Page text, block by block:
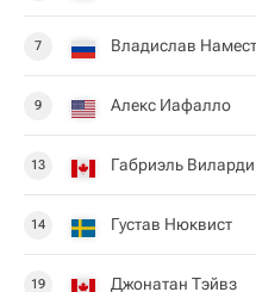
7 Владислав
9 Алекс Иафалло
13 Габриэль Виларди
14 Густав Нюквист
19 Джонатан Тэйвз